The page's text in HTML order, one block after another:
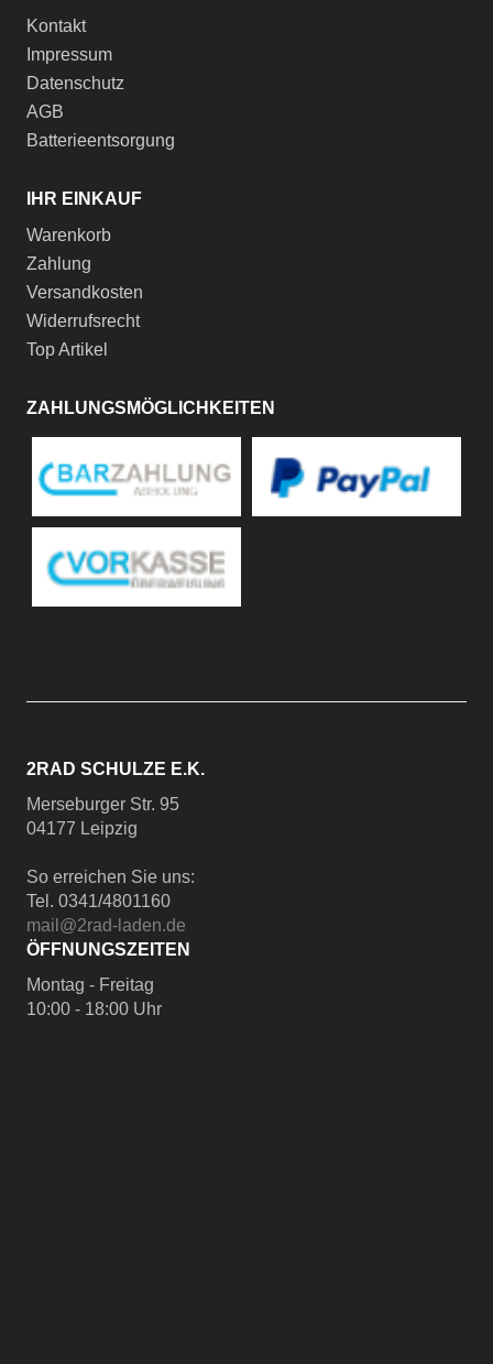
Kontakt
Impressum
Datenschutz
AGB
Batterieentsorgung
IHR EINKAUF
Warenkorb
Zahlung
Versandkosten
Widerrufsrecht
Top Artikel
ZAHLUNGSMÖGLICHKEITEN
2RAD SCHULZE E.K.
Merseburger Str. 95
04177 Leipzig
So erreichen Sie uns:
Tel. 0341/4801160
mail@2rad-laden.de
ÖFFNUNGSZEITEN
Montag - Freitag
10:00 - 18:00 Uhr